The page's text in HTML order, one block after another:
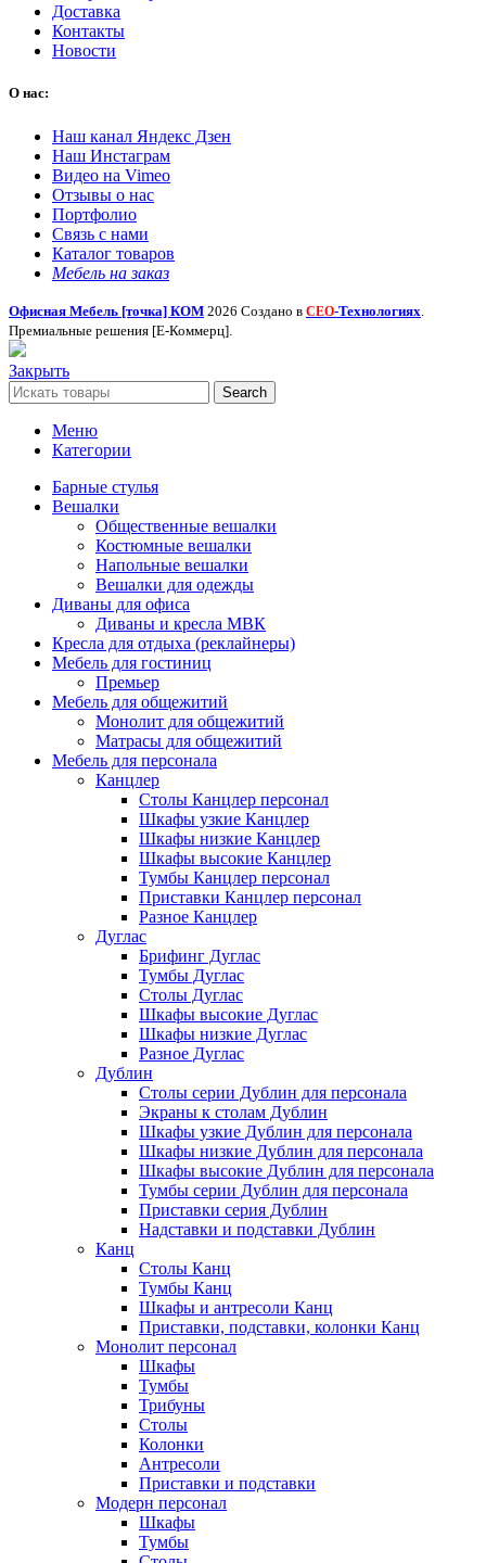
Доставка
Контакты
Новости
О нас:
Наш канал Яндекс Дзен
Наш Инстаграм
Видео на Vimeo
Отзывы о нас
Портфолио
Связь с нами
Каталог товаров
Мебель на заказ
Офисная Мебель [точка] КОМ 2026 Создано в СЕО-Технологиях
Премиальные решения [Е-Коммерц].
Закрыть
Search
Меню
Категории
Барные стулья
Вешалки
Общественные вешалки
Костюмные вешалки
Напольные вешалки
Вешалки для одежды
Диваны для офиса
Диваны и кресла МВК
Кресла для отдыха (реклайнеры)
Мебель для гостиниц
Премьер
Мебель для общежитий
Монолит для общежитий
Матрасы для общежитий
Мебель для персонала
Канцлер
Столы Канцлер персонал
Шкафы узкие Канцлер
Шкафы низкие Канцлер
Шкафы высокие Канцлер
Тумбы Канцлер персонал
Приставки Канцлер персонал
Разное Канцлер
Дуглас
Брифинг Дуглас
Тумбы Дуглас
Столы Дуглас
Шкафы высокие Дуглас
Шкафы низкие Дуглас
Разное Дуглас
Дублин
Столы серии Дублин для персонала
Экраны к столам Дублин
Шкафы узкие Дублин для персонала
Шкафы низкие Дублин для персонала
Шкафы высокие Дублин для персонала
Тумбы серии Дублин для персонала
Приставки серия Дублин
Надставки и подставки Дублин
Канц
Столы Канц
Тумбы Канц
Шкафы и антресоли Канц
Приставки, подставки, колонки Канц
Монолит персонал
Шкафы
Тумбы
Трибуны
Столы
Колонки
Антресоли
Приставки и подставки
Модерн персонал
Шкафы
Тумбы